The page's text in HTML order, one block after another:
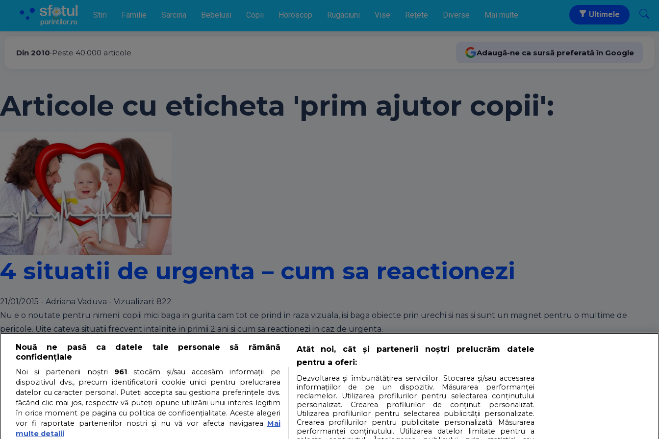
Stiri Familie Sarcina Bebelusi Copii Horoscop Rugaciuni Vise Rețete Diverse Mai multe Ultimele
Din 2010•Peste 40.000 articole Adaugă-ne ca sursă preferată în Google
Articole cu eticheta 'prim ajutor copii':
4 situatii de urgenta – cum sa reactionezi
21/01/2015 - Adriana Vaduva - Vizualizari: 822
Nu e o noutate pentru nimeni: copiii mici baga in gurita cam tot ce prind in raza vizuala, isi baga obiecte prin urechi si nas si sunt un magnet pentru o multime de
pericole. Uite cateva situatii frecvent intalnite in primii 2 ani si cum sa reactionezi in caz de urgenta.
Trusa de prim ajutor pentru plimbarile cu cel mic
09/07/2014 - Adriana Vaduva - Vizualizari:3499
Fie ca micutul tau este inca la varsta la care inca il plimbi in carucior, fie ca este mai maricel si a descoperit bucuria cataratului si a alergatului prin parc, este indicat sa nu
iesi din casa fara sa ai la tine o trusa de prim ajutor. I
Nouă ne pasă ca datele tale personale să rămână
confidențiale
Noi și partenerii noștri 961stocăm și/sau accesăm informații pe
dispozitivul dvs., precum identificatorii cookie unici pentru prelucrarea
datelor cu caracter personal. Puteți accepta sau gestiona preferințele dvs.
făcând clic mai jos, respectiv vă puteți opune utilizării unui interes legitim
în orice moment pe pagina cu politica de confidențialitate. Aceste alegeri
vor fi raportate partenerilor noștri și nu vă vor afecta navigarea. Mai
multe detalii
Atât noi, cât și partenerii noștri prelucrăm datele
pentru a oferi:
Dezvoltarea și îmbunătățirea serviciilor. Stocarea și/sau accesarea
informațiilor de pe un dispozitiv. Măsurarea performanței
reclamelor. Utilizarea profilurilor pentru selectarea conținutului
personalizat. Crearea profilurilor de conținut personalizat.
Utilizarea profilurilor pentru selectarea publicității personalizate.
Crearea profilurilor pentru publicitate personalizată. Măsurarea
performanței conținutului. Utilizarea datelor limitate pentru a